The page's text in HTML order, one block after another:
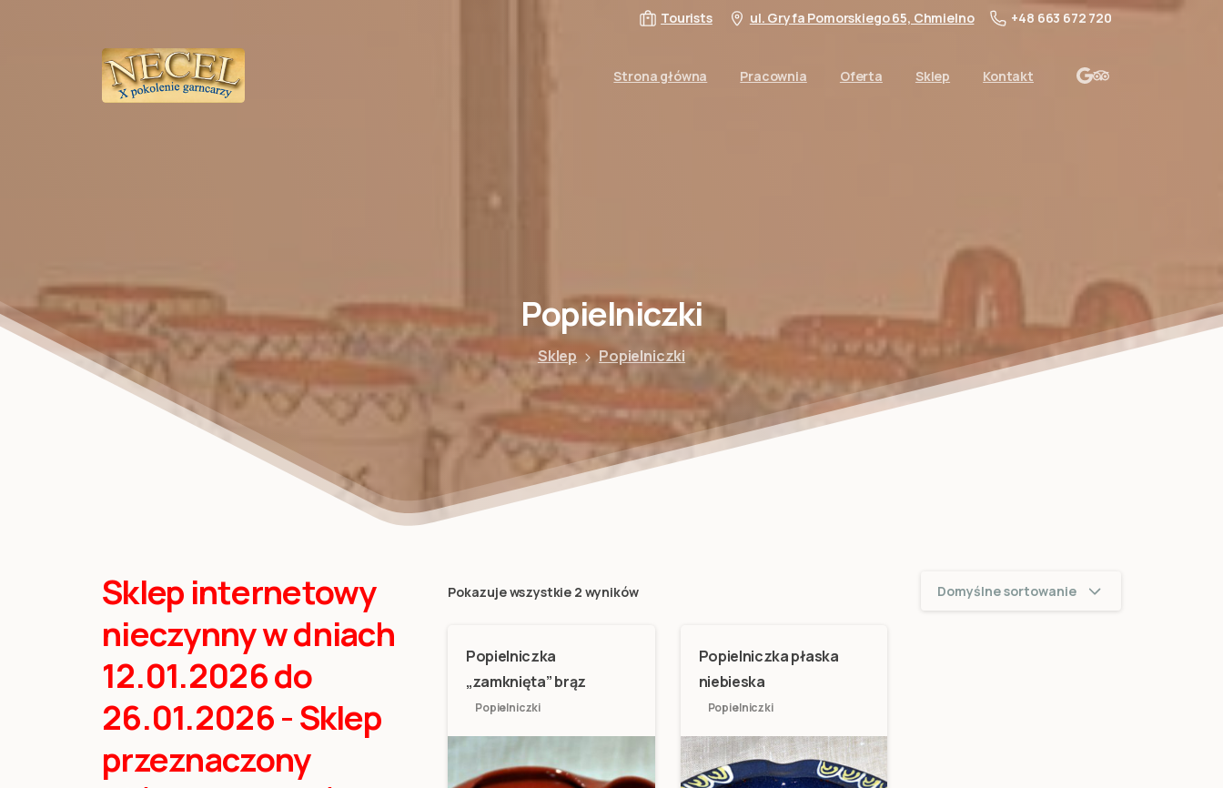
Tourists ul. Gryfa Pomorskiego 65, Chmielno +48 663 672 720
Strona główna Pracownia Oferta Sklep Kontakt
Popielniczki
Sklep Popielniczki
Pokazuje wszystkie 2 wyników Domyślne sortowanie
Popielniczka
„zamknięta” brąz
Popielniczki
Popielniczka płaska
niebieska
Popielniczki
Sklep internetowy
nieczynny w dniach
12.01.2026 do
26.01.2026 - Sklep
przeznaczony